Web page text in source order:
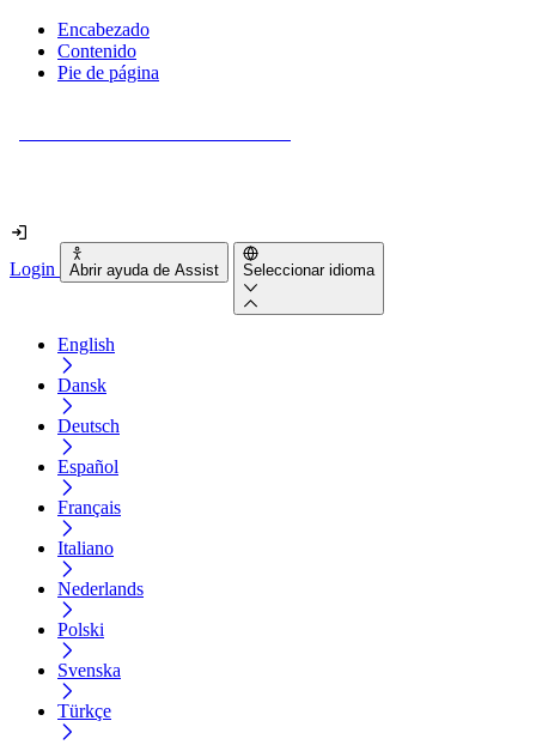
Encabezado
Contenido
Pie de página
Login Abrir ayuda de Assist Seleccionar idioma
English
Dansk
Deutsch
Español
Français
Italiano
Nederlands
Polski
Svenska
Türkçe